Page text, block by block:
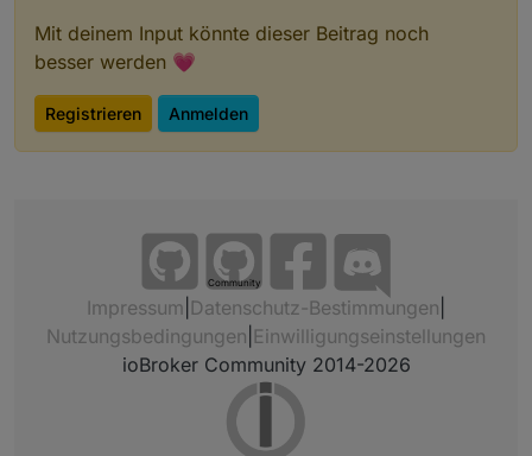
Mit deinem Input könnte dieser Beitrag noch
besser werden 💗
Registrieren Anmelden
Community
Impressum Datenschutz-Bestimmungen
Nutzungsbedingungen Einwilligungseinstellungen
ioBroker Community 2014-2026